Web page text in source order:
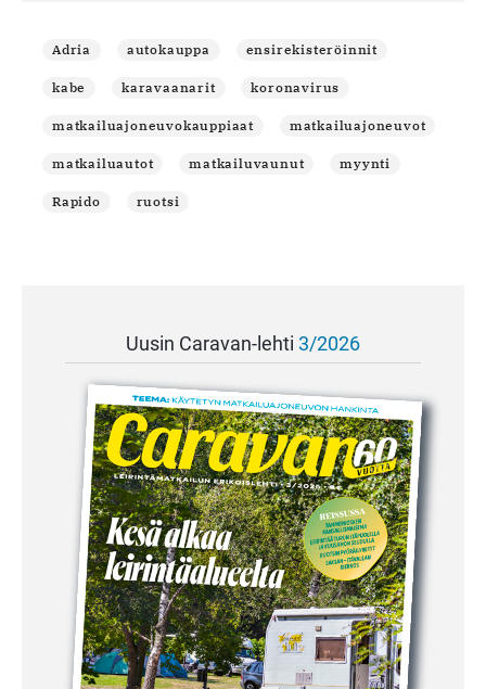
Adria autokauppa ensirekisteröinnit
kabe karavaanarit koronavirus
matkailuajoneuvokauppiaat matkailuajoneuvot
matkailuautot matkailuvaunut myynti
Rapido ruotsi
Uusin Caravan-lehti 3/2026